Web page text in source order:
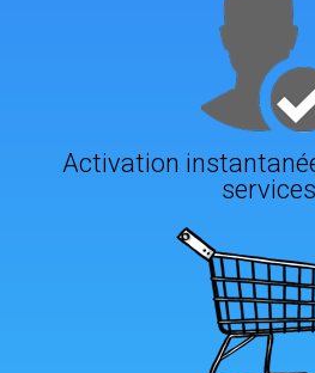
Activation
services